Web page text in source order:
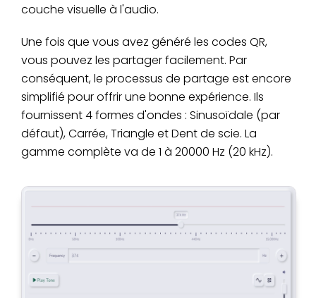
couche visuelle à l'audio.
Une fois que vous avez généré les codes QR,
vous pouvez les partager facilement. Par
conséquent, le processus de partage est encore
simplifié pour offrir une bonne expérience. Ils
fournissent 4 formes d'ondes : Sinusoïdale (par
défaut), Carrée, Triangle et Dent de scie. La
gamme complète va de 1 à 20000 Hz (20 kHz).